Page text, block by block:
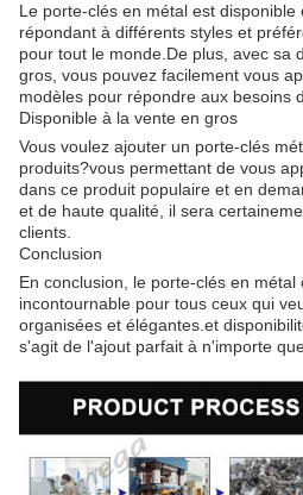
Le porte-clés en métal est disponible
répondant à différents styles et
pour tout le monde.De plus, avec sa
gros, vous pouvez facilement vous
modèles pour répondre aux besoins
Disponible à la vente en gros
Vous voulez ajouter un porte-clés
produits?vous permettant de vous
dans ce produit populaire et en
et de haute qualité, il sera
clients.
Conclusion
En conclusion, le porte-clés en métal
incontournable pour tous ceux qui
organisées et élégantes.et
s'agit de l'ajout parfait à n'importe